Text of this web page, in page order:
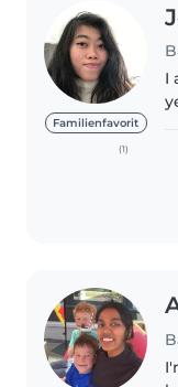
Familienfavorit
(1)
I